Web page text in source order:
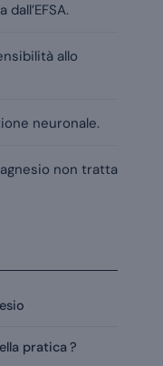
allo
neuronale.
non tratta
pratica ?